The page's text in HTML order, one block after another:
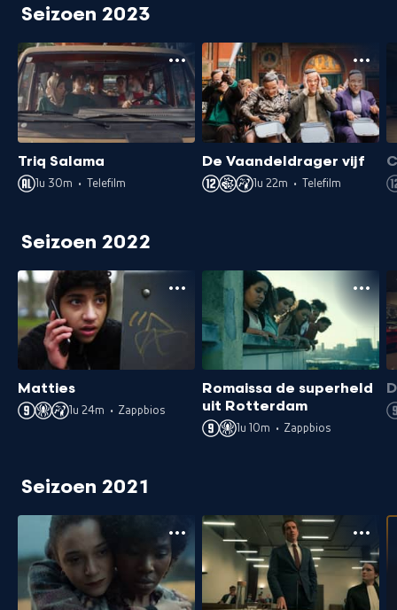
Seizoen 2023
Triq Salama
1u 30m • Telefilm
De Vaandeldrager vijf
1u 22m • Telefilm
Seizoen 2022
Matties
1u 24m • Zappbios
Romaissa de superheld
uit Rotterdam
1u 10m • Zappbios
Seizoen 2021